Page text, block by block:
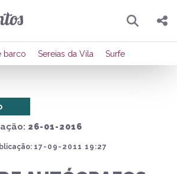
Pesquisar
Compartilhar
barco Sereias da Vila Surfe
26-01-2016
17-09-2011 19:27